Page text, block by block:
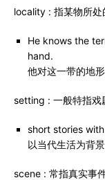
locality : 指某物所处
He knows the
hand.
他对这一带的地形
setting : 一般特指戏
short stories
以当代生活为背
scene : 常指真实事